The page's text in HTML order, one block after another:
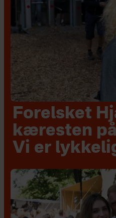
Forelsket
kæresten
Vi er